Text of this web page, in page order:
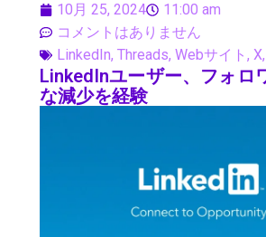
10月 25, 2024
11:00 am
コメントはありません
LinkedIn, Threads, Webサイト , X,
LinkedInユーザー、フォロ
な減少を経験